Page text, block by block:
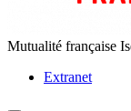
Mutualité française
Extranet